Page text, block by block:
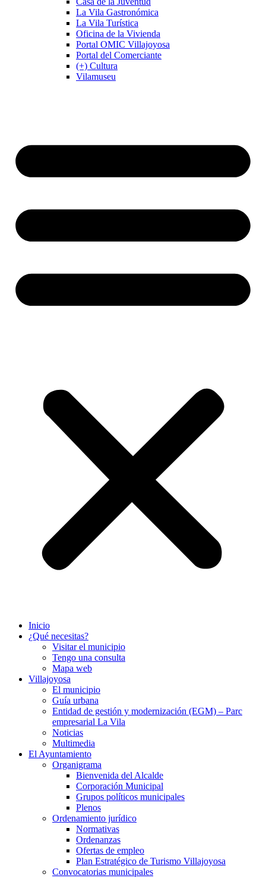
La Vila Gastronómica
La Vila Turística
Oficina de la Vivienda
Portal OMIC Villajoyosa
Portal del Comerciante
(+) Cultura
Vilamuseu
Inicio
¿Qué necesitas?
Visitar el municipio
Tengo una consulta
Mapa web
Villajoyosa
El municipio
Guía urbana
Entidad de gestión y modernización (EGM) – Parc
empresarial La Vila
Noticias
Multimedia
El Ayuntamiento
Organigrama
Bienvenida del Alcalde
Corporación Municipal
Grupos políticos municipales
Plenos
Ordenamiento jurídico
Normativas
Ordenanzas
Ofertas de empleo
Plan Estratégico de Turismo Villajoyosa
Convocatorias municipales